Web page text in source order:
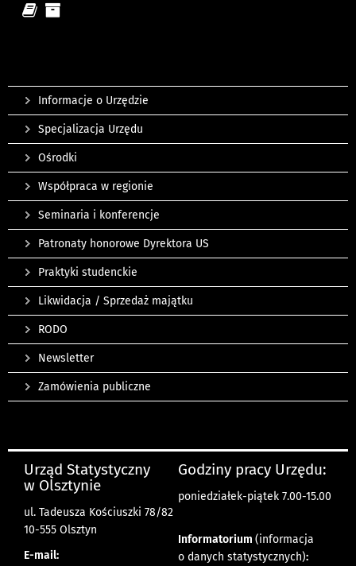
Informacje o Urzędzie
Specjalizacja Urzędu
Ośrodki
Współpraca w regionie
Seminaria i konferencje
Patronaty honorowe Dyrektora US
Praktyki studenckie
Likwidacja / Sprzedaż majątku
RODO
Newsletter
Zamówienia publiczne
Urząd Statystyczny
w Olsztynie
ul. Tadeusza Kościuszki 78/82
10-555 Olsztyn
E-mail:
Godziny pracy Urzędu:
poniedziałek-piątek 7.00-15.00
Informatorium (informacja
o danych statystycznych):